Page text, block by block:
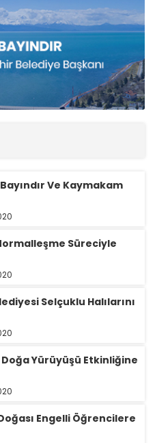
Ve Kaymakam
Süreciyle
Selçuklu Halılarını
Yürüyüşü Etkinliğine
Engelli Öğrencilere